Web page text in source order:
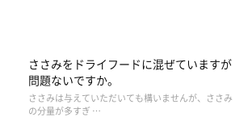
ささみをドライフードに混ぜていますが
問題ないですか。
ささみは与えていただいても構いませんが、ささみ
の分量が多すぎ …